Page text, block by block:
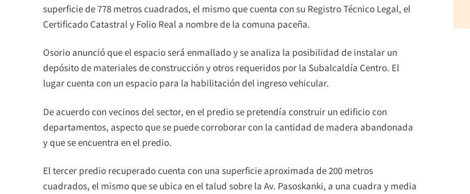
superficie de 778 metros cuadrados, el mismo que cuenta con su Registro Técnico Legal, el
Certificado Catastral y Folio Real a nombre de la comuna paceña.
Osorio anunció que el espacio será enmallado y se analiza la posibilidad de instalar un
depósito de materiales de construcción y otros requeridos por la Subalcaldía Centro. El
lugar cuenta con un espacio para la habilitación del ingreso vehicular.
De acuerdo con vecinos del sector, en el predio se pretendía construir un edificio con
departamentos, aspecto que se puede corroborar con la cantidad de madera abandonada
y que se encuentra en el predio.
El tercer predio recuperado cuenta con una superficie aproximada de 200 metros
cuadrados, el mismo que se ubica en el talud sobre la Av. Pasoskanki, a una cuadra y media